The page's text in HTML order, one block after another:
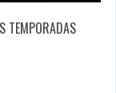
TEMPORADAS